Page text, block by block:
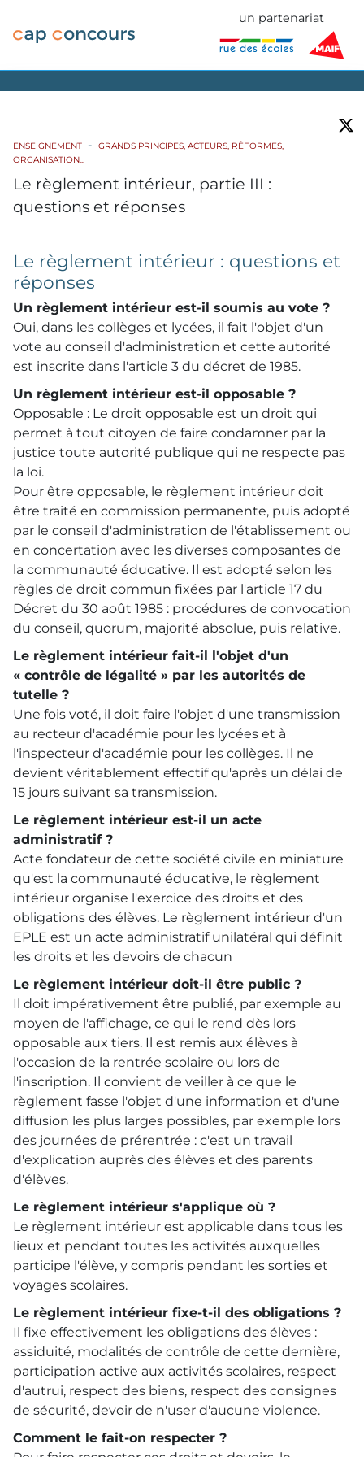
un partenariat
ENSEIGNEMENT
GRANDS PRINCIPES, ACTEURS, RÉFORMES,
ORGANISATION...
Le règlement intérieur, partie III :
questions et réponses
Le règlement intérieur : questions et
réponses
Un règlement intérieur est-il soumis au vote ?
Oui, dans les collèges et lycées, il fait l'objet d'un
vote au conseil d'administration et cette autorité
est inscrite dans l'article 3 du décret de 1985.
Un règlement intérieur est-il opposable ?
Opposable : Le droit opposable est un droit qui
permet à tout citoyen de faire condamner par la
justice toute autorité publique qui ne respecte pas
la loi.
Pour être opposable, le règlement intérieur doit
être traité en commission permanente, puis adopté
par le conseil d'administration de l'établissement ou
en concertation avec les diverses composantes de
la communauté éducative. Il est adopté selon les
règles de droit commun fixées par l'article 17 du
Décret du 30 août 1985 : procédures de convocation
du conseil, quorum, majorité absolue, puis relative.
Le règlement intérieur fait-il l'objet d'un
« contrôle de légalité » par les autorités de
tutelle ?
Une fois voté, il doit faire l'objet d'une transmission
au recteur d'académie pour les lycées et à
l'inspecteur d'académie pour les collèges. Il ne
devient véritablement effectif qu'après un délai de
15 jours suivant sa transmission.
Le règlement intérieur est-il un acte
administratif ?
Acte fondateur de cette société civile en miniature
qu'est la communauté éducative, le règlement
intérieur organise l'exercice des droits et des
obligations des élèves. Le règlement intérieur d'un
EPLE est un acte administratif unilatéral qui définit
les droits et les devoirs de chacun
Le règlement intérieur doit-il être public ?
Il doit impérativement être publié, par exemple au
moyen de l'affichage, ce qui le rend dès lors
opposable aux tiers. Il est remis aux élèves à
l'occasion de la rentrée scolaire ou lors de
l'inscription. Il convient de veiller à ce que le
règlement fasse l'objet d'une information et d'une
diffusion les plus larges possibles, par exemple lors
des journées de prérentrée : c'est un travail
d'explication auprès des élèves et des parents
d'élèves.
Le règlement intérieur s'applique où ?
Le règlement intérieur est applicable dans tous les
lieux et pendant toutes les activités auxquelles
participe l'élève, y compris pendant les sorties et
voyages scolaires.
Le règlement intérieur fixe-t-il des obligations ?
Il fixe effectivement les obligations des élèves :
assiduité, modalités de contrôle de cette dernière,
participation active aux activités scolaires, respect
d'autrui, respect des biens, respect des consignes
de sécurité, devoir de n'user d'aucune violence.
Comment le fait-on respecter ?